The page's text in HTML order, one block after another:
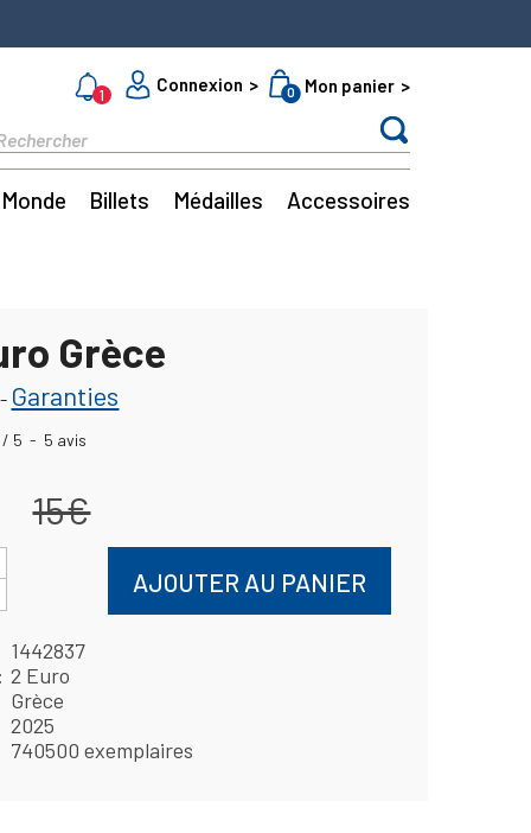
1
Connexion 0 Mon panier
Monde Billets Médailles Accessoires
Grèce
- Garanties
/ 5 - 5 avis
15€
AJOUTER AU PANIER
1442837
2 Euro
Grèce
2025
740500 exemplaires